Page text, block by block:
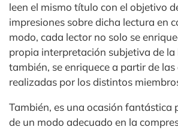
leen el mismo título con el objetivo
impresiones sobre dicha lectura en
modo, cada lector no solo se
propia interpretación subjetiva de la
también, se enriquece a partir de
realizadas por los distintos
También, es una ocasión fantástica
de un modo adecuado en la